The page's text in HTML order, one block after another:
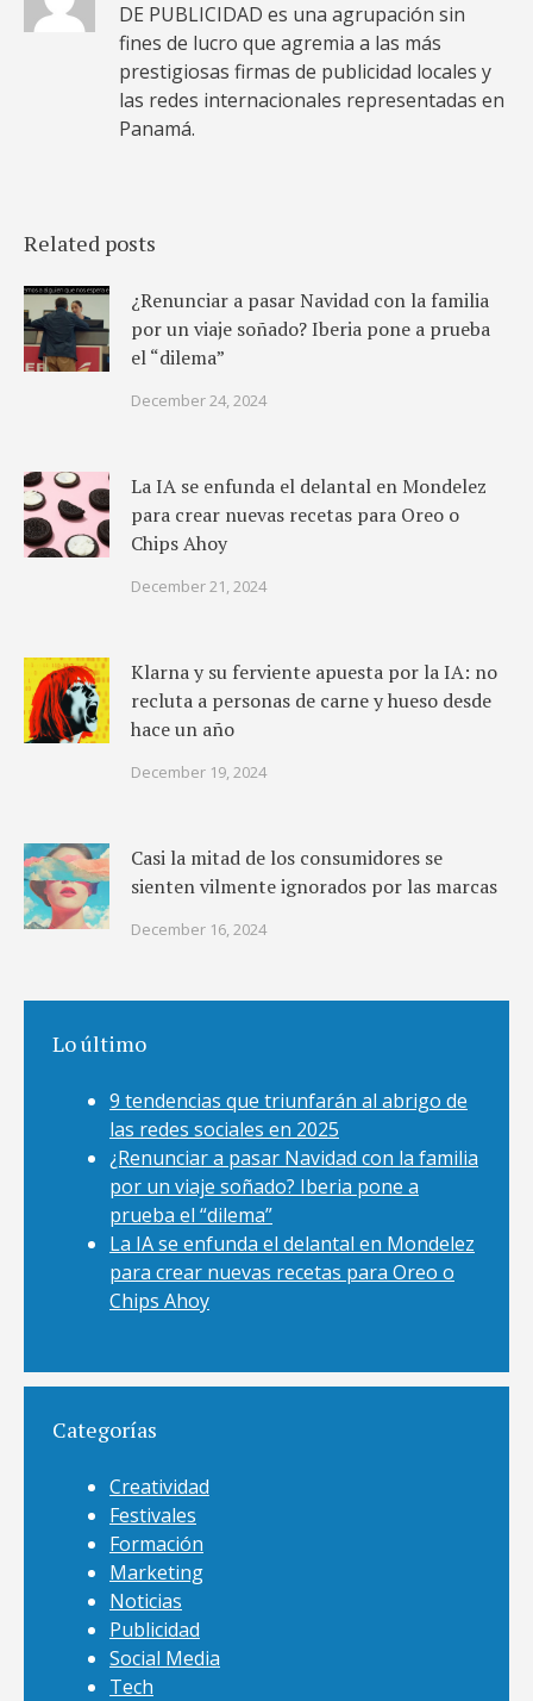
DE PUBLICIDAD es una agrupación sin
fines de lucro que agremia a las más
prestigiosas firmas de publicidad locales y
las redes internacionales representadas en
Panamá.
Related posts
¿Renunciar a pasar Navidad con la familia
por un viaje soñado? Iberia pone a prueba
el “dilema”
December 24, 2024
La IA se enfunda el delantal en Mondelez
para crear nuevas recetas para Oreo o
Chips Ahoy
December 21, 2024
Klarna y su ferviente apuesta por la IA: no
recluta a personas de carne y hueso desde
hace un año
December 19, 2024
Casi la mitad de los consumidores se
sienten vilmente ignorados por las marcas
December 16, 2024
Lo último
9 tendencias que triunfarán al abrigo de
las redes sociales en 2025
¿Renunciar a pasar Navidad con la familia
por un viaje soñado? Iberia pone a
prueba el “dilema”
La IA se enfunda el delantal en Mondelez
para crear nuevas recetas para Oreo o
Chips Ahoy
Categorías
Creatividad
Festivales
Formación
Marketing
Noticias
Publicidad
Social Media
Tech